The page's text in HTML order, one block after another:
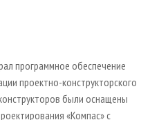
ПЛИТ
программное обеспечение
проектно-конструкторского
были оснащены
«Компас» с